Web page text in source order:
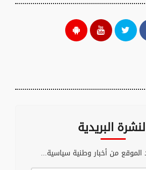
البريدية
الموقع من أخبار وطنية سياسية...